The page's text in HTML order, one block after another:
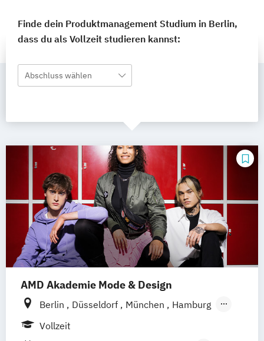
Finde dein Produktmanagement Studium in Berlin,
dass du als Vollzeit studieren kannst:
Abschluss wählen
AMD Akademie Mode & Design
Berlin Düsseldorf München
Hamburg
Wiesbaden
Vollzeit